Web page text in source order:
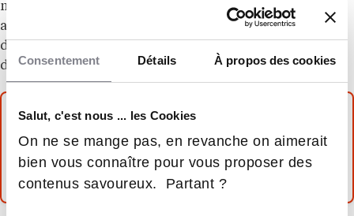
Consentement Détails À propos des cookies
Salut, c'est nous ... les Cookies
On ne se mange pas, en revanche on aimerait
bien vous connaître pour vous proposer des
contenus savoureux. Partant ?
mise en situation et la réalisation de projets concrets,
afin de favoriser l’acquisition de compétences
directement mobilisables en entreprise et le
développement d’une posture professionnelle.
À LIRE AUSSI
Quel est le meilleur rythme d’alternance ?